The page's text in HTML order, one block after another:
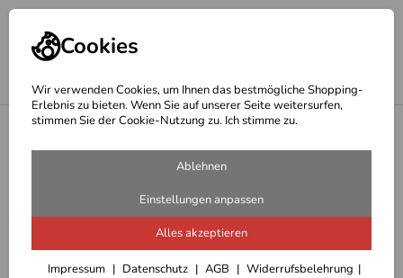
Cookies
Wir verwenden Cookies, um Ihnen das bestmögliche Shopping-
Erlebnis zu bieten. Wenn Sie auf unserer Seite weitersurfen,
stimmen Sie der Cookie-Nutzung zu. Ich stimme zu.
Ablehnen
Einstellungen anpassen
Alles akzeptieren
Impressum Datenschutz AGB
Widerrufsbelehrung
Hepco Becker Satteltaschenhalter